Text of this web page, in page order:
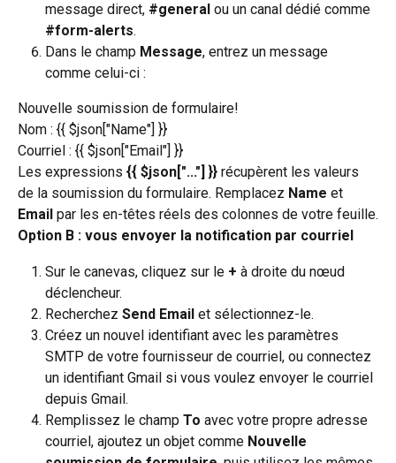
message direct, #general ou un canal dédié comme
#form-alerts.
Dans le champ Message, entrez un message
comme celui-ci :
Nouvelle soumission de formulaire!
Nom : {{ $json["Name"] }}
Courriel : {{ $json["Email"] }}
Les expressions {{ $json["..."] }} récupèrent les valeurs
de la soumission du formulaire. Remplacez Name et
Email par les en-têtes réels des colonnes de votre feuille.
Option B : vous envoyer la notification par courriel
Sur le canevas, cliquez sur le + à droite du nœud
déclencheur.
Recherchez Send Email et sélectionnez-le.
Créez un nouvel identifiant avec les paramètres
SMTP de votre fournisseur de courriel, ou connectez
un identifiant Gmail si vous voulez envoyer le courriel
depuis Gmail.
Remplissez le champ To avec votre propre adresse
courriel, ajoutez un objet comme Nouvelle